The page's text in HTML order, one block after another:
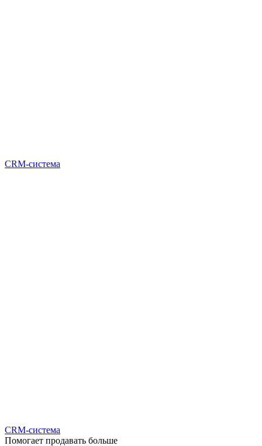
CRM-система
CRM-система
Помогает продавать больше